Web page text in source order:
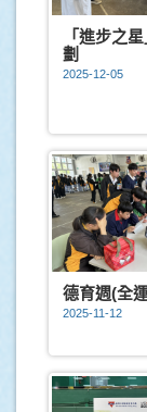
「進步之
劃
2025-12-05
德育週(全
2025-11-12